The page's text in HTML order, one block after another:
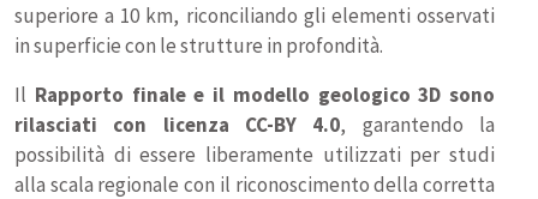
superiore a 10 km, riconciliando gli elementi osservati
in superficie con le strutture in profondità.
Il Rapporto finale e il modello geologico 3D sono
rilasciati con licenza CC-BY 4.0, garantendo la
possibilità di essere liberamente utilizzati per studi
alla scala regionale con il riconoscimento della corretta